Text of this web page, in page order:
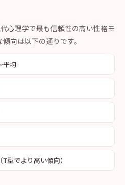
心理学で最も信頼性の高い性格モ
向は以下の通りです。
平均
T型でより高い傾向）